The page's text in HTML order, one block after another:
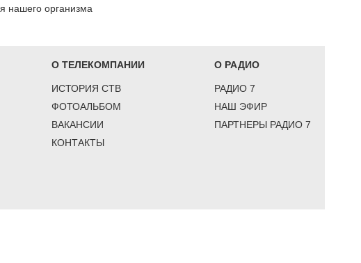
нашего организма
О ТЕЛЕКОМПАНИИ
ИСТОРИЯ СТВ
ФОТОАЛЬБОМ
ВАКАНСИИ
КОНТАКТЫ
О РАДИО
РАДИО 7
НАШ ЭФИР
ПАРТНЕРЫ РАДИО 7